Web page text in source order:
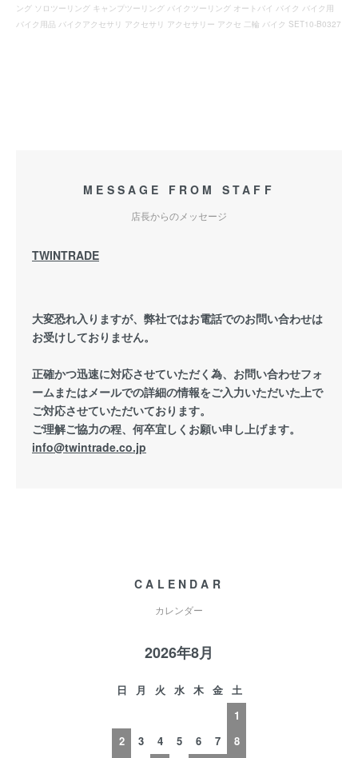
ング ソロツーリング キャンプツーリング バイクツーリング オートバイ バイク バイク用
バイク用品 バイクアクセサリ アクセサリ アクセサリー アクセ 二輪 バイク SET10-B0327
MESSAGE FROM STAFF
店長からのメッセージ
TWINTRADE
大変恐れ入りますが、弊社ではお電話でのお問い合わせは
お受けしておりません。
正確かつ迅速に対応させていただく為、お問い合わせフォ
ームまたはメールでの詳細の情報をご入力いただいた上で
ご対応させていただいております。
ご理解ご協力の程、何卒宜しくお願い申し上げます。
info@twintrade.co.jp
CALENDAR
カレンダー
2026年8月
日 月 火 水 木 金
土
1
2
3 4 5 6 7
8